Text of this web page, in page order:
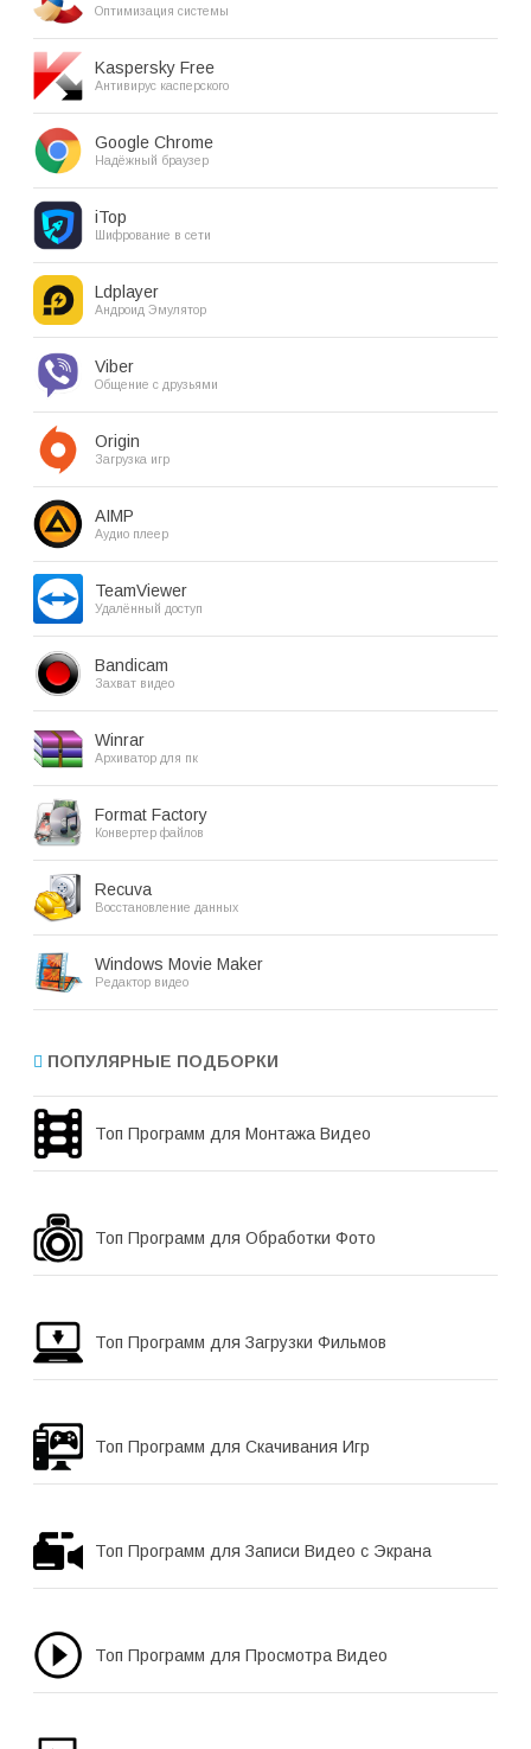
Оптимизация системы
Kaspersky Free
Антивирус касперского
Google Chrome
Надёжный браузер
iTop
Шифрование в сети
Ldplayer
Андроид Эмулятор
Viber
Общение с друзьями
Origin
Загрузка игр
AIMP
Аудио плеер
TeamViewer
Удалённый доступ
Bandicam
Захват видео
Winrar
Архиватор для пк
Format Factory
Конвертер файлов
Recuva
Восстановление данных
Windows Movie Maker
Редактор видео
ПОПУЛЯРНЫЕ ПОДБОРКИ
Топ Программ для Монтажа Видео
Топ Программ для Обработки Фото
Топ Программ для Загрузки Фильмов
Топ Программ для Скачивания Игр
Топ Программ для Записи Видео с Экрана
Топ Программ для Просмотра Видео